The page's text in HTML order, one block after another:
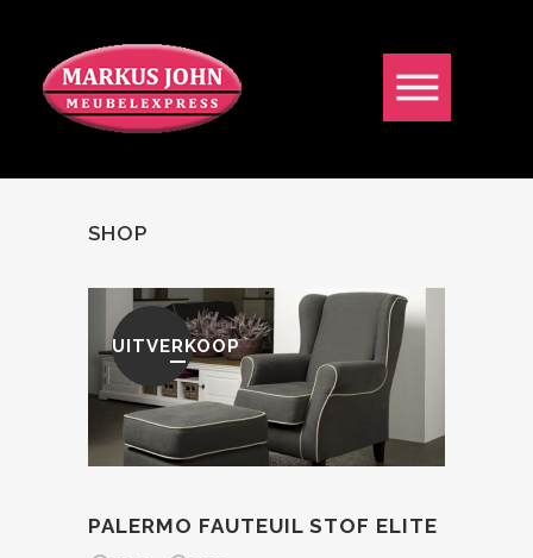
SHOP
UITVERKOOP
PALERMO FAUTEUIL STOF ELITE